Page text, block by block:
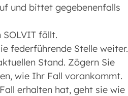
und bittet gegebenenfalls
fällt.
federführende Stelle weiter.
Stand. Zögern Sie
wie Ihr Fall vorankommt.
erhalten hat, geht sie wie